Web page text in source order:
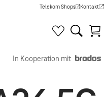
Telekom Shops
(Wird in einem neuen Tab
Kontakt
(Wird in
In Kooperation mit